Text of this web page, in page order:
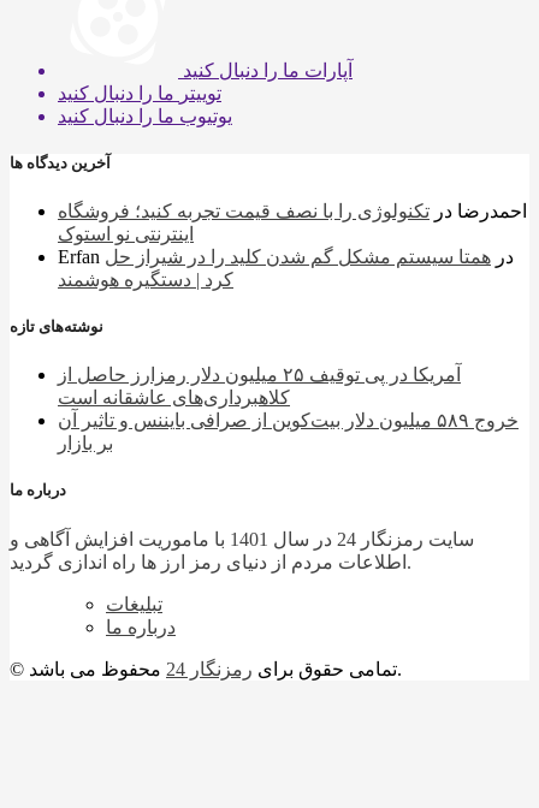
آپارات ما را دنبال کنید
توییتر ما را دنبال کنید
یوتیوب ما را دنبال کنید
آخرین دیدگاه ها
احمدرضا در تکنولوژی را با نصف قیمت تجربه کنید؛ فروشگاه
اینترنتی نو استوک
Erfan
در همتا سیستم مشکل گم شدن کلید را در شیراز حل
کرد | دستگیره هوشمند
نوشته‌های تازه
آمریکا در پی توقیف ۲۵ میلیون دلار رمزارز حاصل از
کلاهبرداری‌های عاشقانه است
خروج ۵۸۹ میلیون دلار بیت‌کوین از صرافی بایننس و تاثیر آن
بر بازار
درباره ما
سایت رمزنگار 24 در سال 1401 با ماموریت افزایش آگاهی و
اطلاعات مردم از دنیای رمز ارز ها راه اندازی گردید.
تبلیغات
درباره ما
© تمامی حقوق برای رمزنگار 24 محفوظ می باشد.